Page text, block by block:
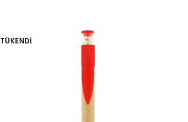
TÜKENDI